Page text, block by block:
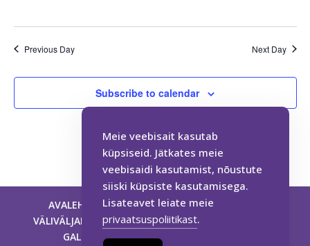
Previous Day Next Day
Subscribe to calendar
AVALEHT HINNAKIRI
BRONEERI AEG
VÄLIVÄLJAKUD
TENNISEKOOL
GALERII
KONTAKT
Meie veebisait kasutab
küpsiseid. Jätkates meie
veebisaidi kasutamist, nõustute
siiski küpsiste kasutamisega.
Lisateavet leiate meie
privaatsuspoliitikast.